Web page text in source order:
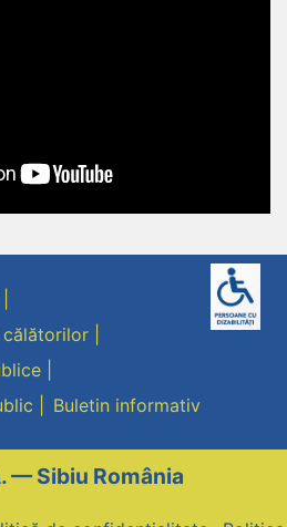
Buletin informativ
— Sibiu România